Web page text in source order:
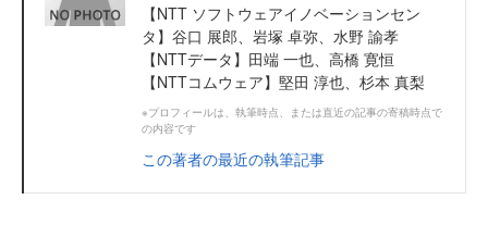
【NTT ソフトウェアイノベーションセン
タ】谷口 展郎、岩塚 卓弥、水野 諭孝
【NTTデータ】田端 一也、高橋 寛恒
【NTTコムウェア】堅田 淳也、杉本 真梨
※プロフィールは、執筆時点、または直近の記事の寄稿時点で
の内容です
この著者の最近の執筆記事